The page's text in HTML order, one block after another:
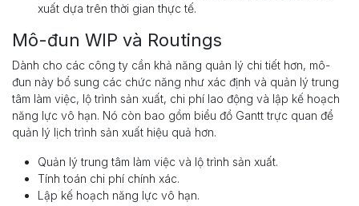
xuất dựa trên thời gian thực tế.
Mô-đun WIP và Routings
Dành cho các công ty cần khả năng quản lý chi tiết hơn, mô-
đun này bổ sung các chức năng như xác định và quản lý trung
tâm làm việc, lộ trình sản xuất, chi phí lao động và lập kế hoạch
năng lực vô hạn. Nó còn bao gồm biểu đồ Gantt trực quan để
quản lý lịch trình sản xuất hiệu quả hơn.
Quản lý trung tâm làm việc và lộ trình sản xuất.
Tính toán chi phí chính xác.
Lập kế hoạch năng lực vô hạn.